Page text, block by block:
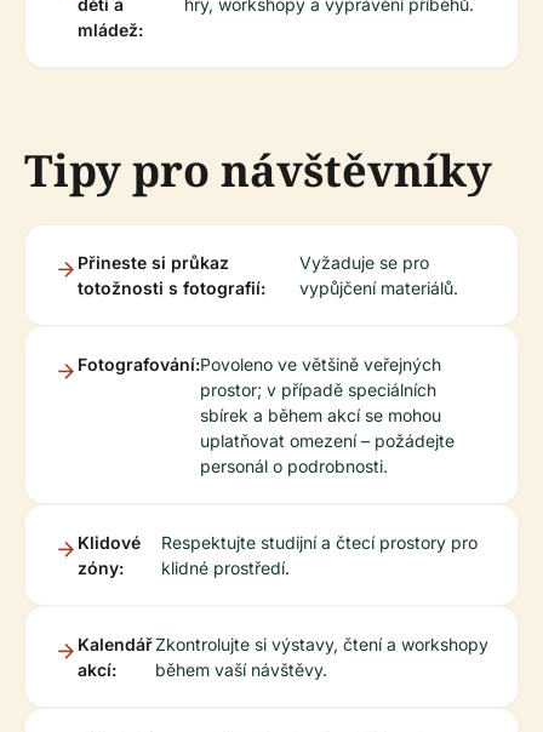
děti a
mládež:
hry, workshopy a vyprávění příběhů.
Tipy pro návštěvníky
Přineste si průkaz
totožnosti s fotografií:
Vyžaduje se pro
vypůjčení materiálů.
Fotografování:Povoleno ve většině veřejných
prostor; v případě speciálních
sbírek a během akcí se mohou
uplatňovat omezení – požádejte
personál o podrobnosti.
Klidové
zóny:
Respektujte studijní a čtecí prostory pro
klidné prostředí.
Kalendář
akcí:
Zkontrolujte si výstavy, čtení a workshopy
během vaší návštěvy.